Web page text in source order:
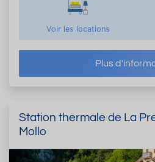
Voir les locations
Plus
Station thermale de La
Mollo